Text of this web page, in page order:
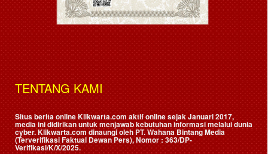
TENTANG KAMI
Situs berita online Klikwarta.com aktif online sejak Januari 2017,
media ini didirikan untuk menjawab kebutuhan informasi melalui dunia
cyber. Klikwarta.com dinaungi oleh PT. Wahana Bintang Media
(Terverifikasi Faktual Dewan Pers), Nomor : 363/DP-
Verifikasi/K/X/2025.